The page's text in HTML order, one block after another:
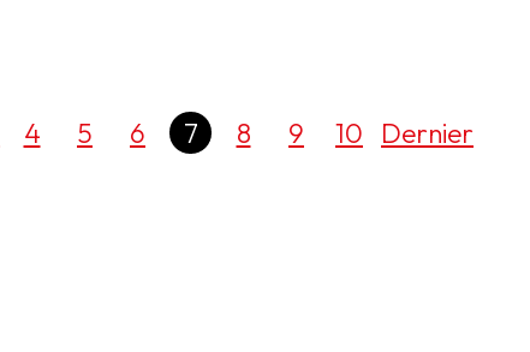
4 5 6 7 8 9 10 Dernier